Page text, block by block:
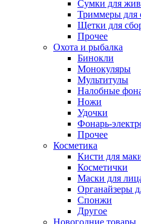
Сумки для
Триммеры для
Щетки для
Прочее
Охота и рыбалка
Бинокли
Монокуляры
Мультитулы
Налобные
Ножи
Удочки
Фонарь-
Прочее
Косметика
Кисти для
Косметички
Маски для
Органайзеры
Спонжи
Другое
Новогодние товары